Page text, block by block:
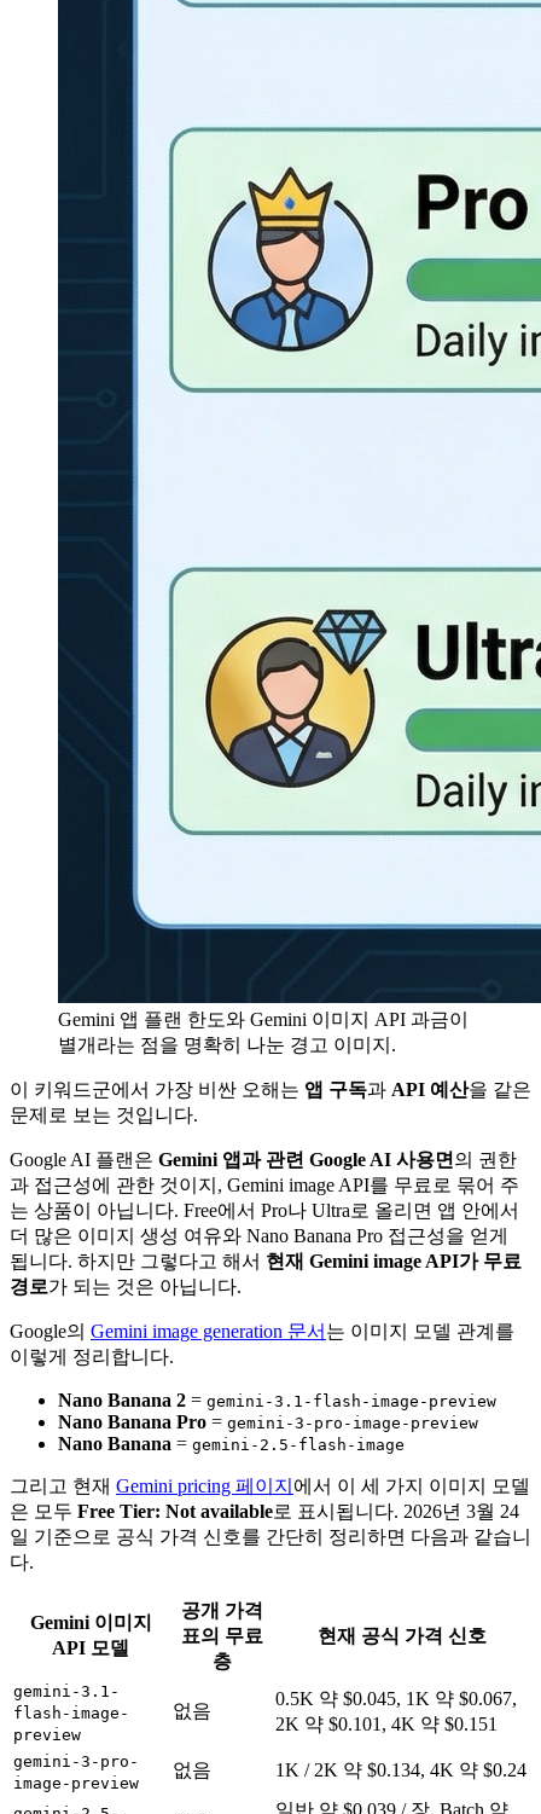
Gemini 앱 플랜 한도와 Gemini 이미지 API 과금이
별개라는 점을 명확히 나눈 경고 이미지.
이 키워드군에서 가장 비싼 오해는 앱 구독과 API 예산을 같은
문제로 보는 것입니다.
Google AI 플랜은 Gemini 앱과 관련 Google AI 사용면 의 권한
과 접근성에 관한 것이지, Gemini image API를 무료로 묶어 주
는 상품이 아닙니다. Free에서 Pro나 Ultra로 올리면 앱 안에서
더 많은 이미지 생성 여유와 Nano Banana Pro 접근성을 얻게
됩니다. 하지만 그렇다고 해서 현재 Gemini image API가 무료
경로가 되는 것은 아닙니다.
Google의 Gemini image generation 문서 는 이미지 모델 관계를
이렇게 정리합니다.
Nano Banana 2 = gemini-3.1-flash-image-preview
Nano Banana Pro = gemini-3-pro-image-preview
Nano Banana = gemini-2.5-flash-image
그리고 현재 Gemini pricing 페이지 에서 이 세 가지 이미지 모델
은 모두 Free Tier: Not available로 표시됩니다. 2026년 3월 24
일 기준으로 공식 가격 신호를 간단히 정리하면 다음과 같습니
다.
Gemini 이미지
API 모델
공개 가격
표의 무료
층
현재 공식 가격 신호
gemini-3.1-
flash-image-
preview
없음
0.5K 약 $0.045, 1K 약 $0.067,
2K 약 $0.101, 4K 약 $0.151
gemini-3-pro-
image-preview
없음 1K / 2K 약 $0.134, 4K 약 $0.24